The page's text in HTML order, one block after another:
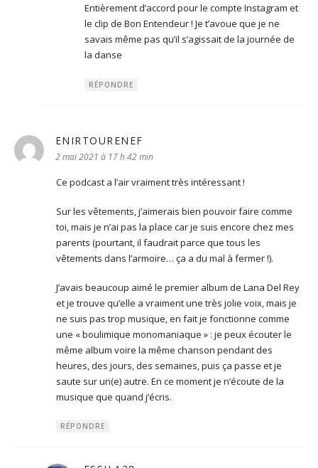
Entièrement d’accord pour le compte Instagram et
le clip de Bon Entendeur ! Je t’avoue que je ne
savais même pas qu’il s’agissait de la journée de
la danse
RÉPONDRE
ENIRTOURENEF
2 mai 2021 à 17 h 42 min
Ce podcast a l’air vraiment très intéressant !
Sur les vêtements, j’aimerais bien pouvoir faire comme
toi, mais je n’ai pas la place car je suis encore chez mes
parents (pourtant, il faudrait parce que tous les
vêtements dans l’armoire… ça a du mal à fermer !).
J’avais beaucoup aimé le premier album de Lana Del Rey
et je trouve qu’elle a vraiment une très jolie voix, mais je
ne suis pas trop musique, en fait je fonctionne comme
une « boulimique monomaniaque » : je peux écouter le
même album voire la même chanson pendant des
heures, des jours, des semaines, puis ça passe et je
saute sur un(e) autre. En ce moment je n’écoute de la
musique que quand j’écris.
RÉPONDRE